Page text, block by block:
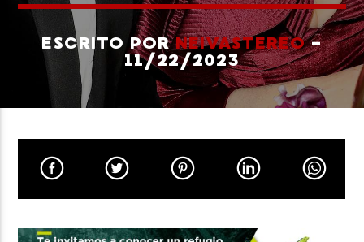
ESCRITO PORNEIVASTEREO-
11/22/2023